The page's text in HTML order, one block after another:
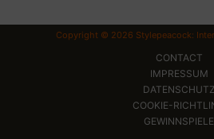
Copyright © 2026 Stylepeacock:
CONTACT
IMPRESSUM
DATENSCHUTZ
COOKIE-
GEWINNSPIELE